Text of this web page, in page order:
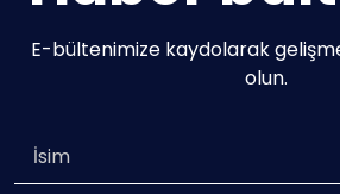
E-bültenimize kaydolarak
olun.